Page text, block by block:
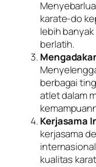
karate-do
lebih
berlatih.
berbagai
atlet dalam
Kerjasama
kerjasama
kualitas